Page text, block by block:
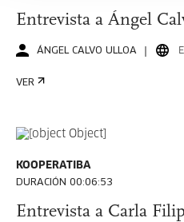
Entrevista a Ángel
ÁNGEL CALVO ULLOA
VER
KOOPERATIBA
DURACIÓN 00:06:53
Entrevista a Carla